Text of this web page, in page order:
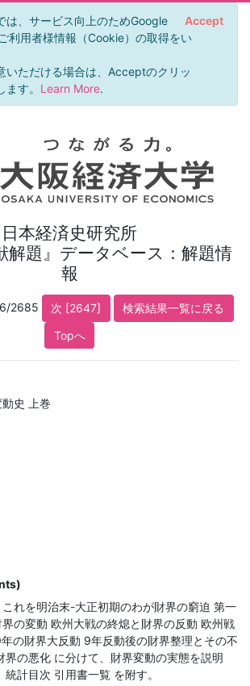
は、サービス向上のためGoogle
利用者様情報（Cookie）の取得をい
いただける場合は、Acceptのクリッ
す。 Learn More.
Accept
日本経済史研究所
解題』データベース：解題情
報
2685 次 [2647]
検索結果一覧に戻る
Topへ
史 上巻
これを明治末-大正初期のわが財界の窮迫 第一
の変動 欧州大戦の終熄と財界の反動 欧州戦
の財界大反動 9年反動後の財界整理とその不
界の悪化 に分けて、財界変動の実態を説明
計目次 引用書一覧 を附す。